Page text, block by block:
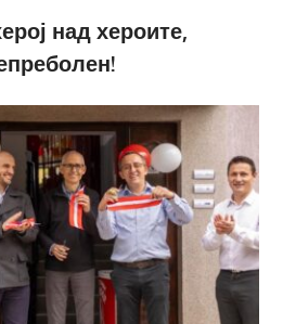
над хероите,